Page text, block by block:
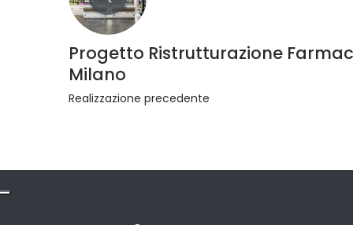
Progetto Ristrutturazione
Milano
Realizzazione precedente